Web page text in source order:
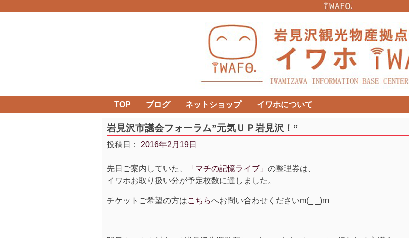
TOP ブログ ネットショップ イワホについて
岩見沢市議会フォーラム”元気ＵＰ岩見沢！”
投稿日： 2016年2月19日
先日ご案内していた、 「マチの記憶ライブ」 の整理券は、
イワホお取り扱い分が予定枚数に達しました。
チケットご希望の方はこちらへお問い合わせくださいm(_ _)m